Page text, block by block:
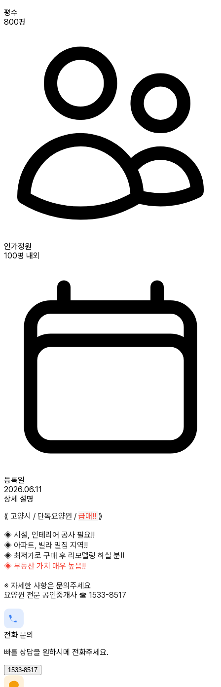
평수
800평
인가정원
100명 내외
등록일
2026.06.11
상세 설명
⟪ 고양시 / 단독요양원 / 급매!! ⟫
◈ 시설, 인테리어 공사 필요!!
◈ 아파트, 빌라 밀집 지역!!
◈ 최저가로 구매 후 리모델링 하실 분!!
◈ 부동산 가치 매우 높음!!
※ 자세한 사항은 문의주세요
요양원 전문 공인중개사 ☎ 1533-8517
전화 문의
빠를 상담을 원하시메 전화주세요.
1533-8517